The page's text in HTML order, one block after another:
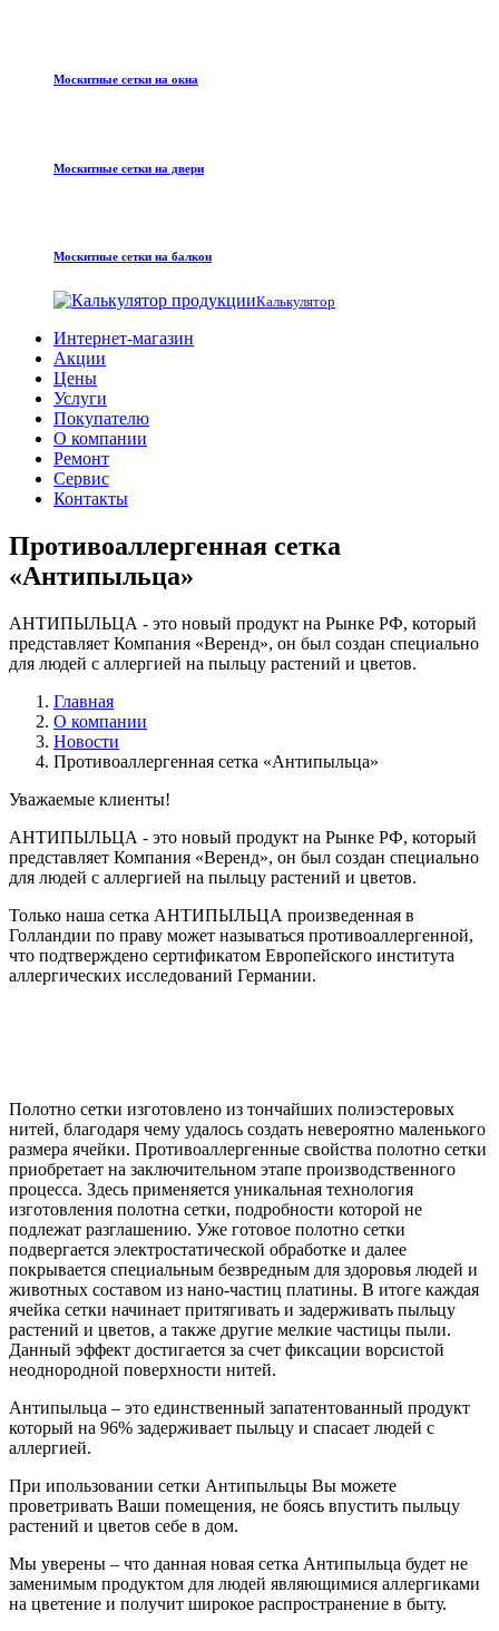
Москитные сетки на окна
Москитные сетки на двери
Москитные сетки на балкон
Калькулятор
Интернет-магазин
Акции
Цены
Услуги
Покупателю
О компании
Ремонт
Сервис
Контакты
Противоаллергенная сетка
«Антипыльца»
АНТИПЫЛЬЦА - это новый продукт на Рынке РФ, который
представляет Компания «Веренд», он был создан специально
для людей с аллергией на пыльцу растений и цветов.
Главная
О компании
Новости
Противоаллергенная сетка «Антипыльца»
Уважаемые клиенты!
АНТИПЫЛЬЦА - это новый продукт на Рынке РФ, который
представляет Компания «Веренд», он был создан специально
для людей с аллергией на пыльцу растений и цветов.
Только наша сетка АНТИПЫЛЬЦА произведенная в
Голландии по праву может называться противоаллергенной,
что подтверждено сертификатом Европейского института
аллергических исследований Германии.
Полотно сетки изготовлено из тончайших полиэстеровых
нитей, благодаря чему удалось создать невероятно маленького
размера ячейки. Противоаллергенные свойства полотно сетки
приобретает на заключительном этапе производственного
процесса. Здесь применяется уникальная технология
изготовления полотна сетки, подробности которой не
подлежат разглашению. Уже готовое полотно сетки
подвергается электростатической обработке и далее
покрывается специальным безвредным для здоровья людей и
животных составом из нано-частиц платины. В итоге каждая
ячейка сетки начинает притягивать и задерживать пыльцу
растений и цветов, а также другие мелкие частицы пыли.
Данный эффект достигается за счет фиксации ворсистой
неоднородной поверхности нитей.
Антипыльца – это единственный запатентованный продукт
который на 96% задерживает пыльцу и спасает людей с
аллергией.
При ипользовании сетки Антипыльцы Вы можете
проветривать Ваши помещения, не боясь впустить пыльцу
растений и цветов себе в дом.
Мы уверены – что данная новая сетка Антипыльца будет не
заменимым продуктом для людей являющимися аллергиками
на цветение и получит широкое распространение в быту.